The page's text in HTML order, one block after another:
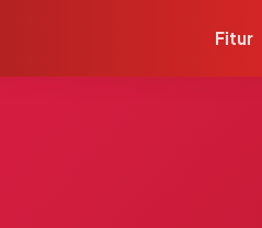
Fitur